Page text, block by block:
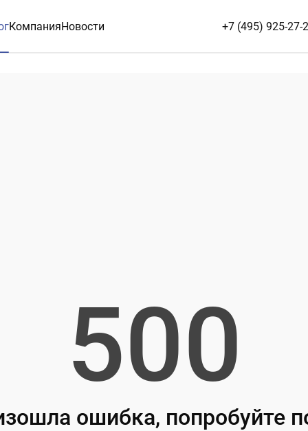
КомпанияНовости +7 (495) 925-27-
500
ошибка, попробуйте